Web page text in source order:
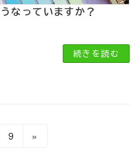
なっていますか？
続きを読む
固
9 »